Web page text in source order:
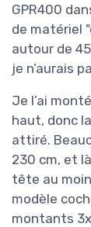
GPR400
de matériel
autour de
je n’aurais
Je l’ai
haut, donc
attiré.
230 cm, et
tête au
modèle
montants